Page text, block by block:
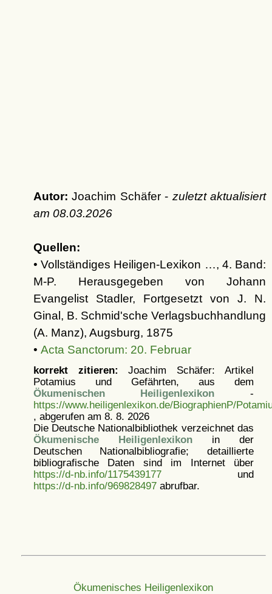
Autor: Joachim Schäfer - zuletzt aktualisiert
am 08.03.2026
Quellen:
• Vollständiges Heiligen-Lexikon …, 4. Band:
M-P. Herausgegeben von Johann
Evangelist Stadler, Fortgesetzt von J. N.
Ginal, B. Schmid'sche Verlagsbuchhandlung
(A. Manz), Augsburg, 1875
• Acta Sanctorum: 20. Februar
korrekt zitieren: Joachim Schäfer: Artikel
Potamius und Gefährten, aus dem
Ökumenischen Heiligenlexikon -
https://www.heiligenlexikon.de/BiographienP/
, abgerufen am 8. 8. 2026
Die Deutsche Nationalbibliothek verzeichnet das
Ökumenische Heiligenlexikonin der
Deutschen Nationalbibliografie; detaillierte
bibliografische Daten sind im Internet über
https://d-nb.info/1175439177und
https://d-nb.info/969828497abrufbar.
Ökumenisches Heiligenlexikon